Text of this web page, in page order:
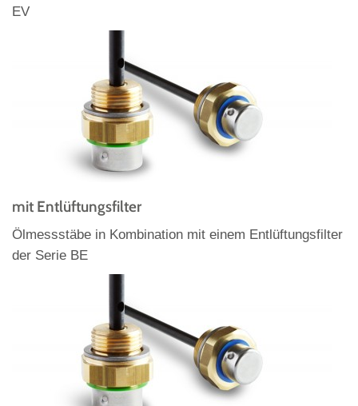
EV
mit Entlüftungsfilter
Ölmessstäbe in Kombination mit einem Entlüftungsfilter
der Serie BE